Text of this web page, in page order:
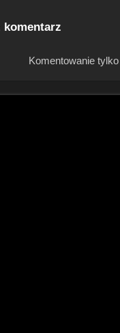
komentarz
Komentowanie